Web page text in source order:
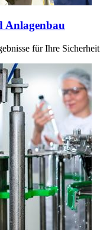
Anlagenbau
für Ihre Sicherheit